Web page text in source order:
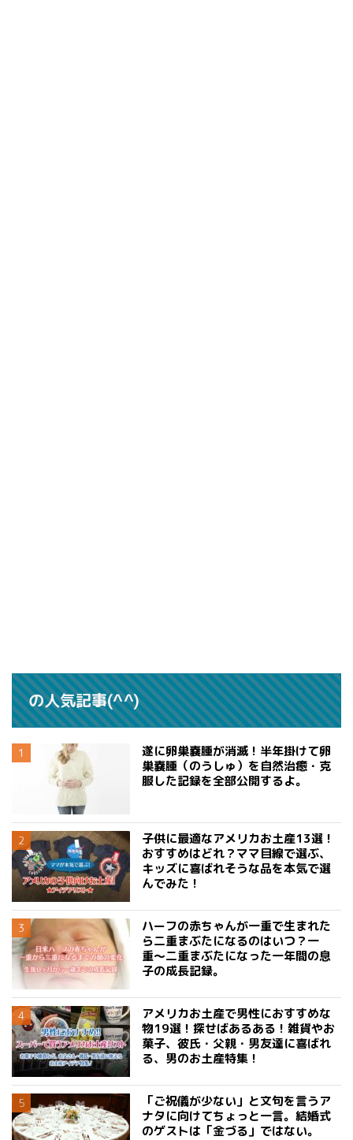
の人気記事(^^)
遂に卵巣嚢腫が消滅！半年掛けて卵
巣嚢腫（のうしゅ）を自然治癒・克
服した記録を全部公開するよ。
子供に最適なアメリカお土産13選！
おすすめはどれ？ママ目線で選ぶ、
キッズに喜ばれそうな品を本気で選
んでみた！
ハーフの赤ちゃんが一重で生まれた
ら二重まぶたになるのはいつ？一
重〜二重まぶたになった一年間の息
子の成長記録。
アメリカお土産で男性におすすめな
物19選！探せばあるある！雑貨やお
菓子、彼氏・父親・男友達に喜ばれ
る、男のお土産特集！
「ご祝儀が少ない」と文句を言うア
ナタに向けてちょっと一言。結婚式
のゲストは「金づる」ではない。